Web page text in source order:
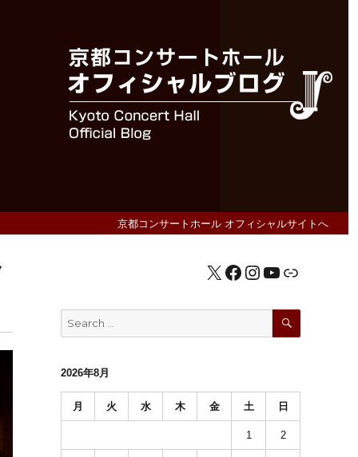
京都コンサートホール オフィシャルサイトへ
X Facebook
Instagram
YouTube
公式HP
Search
for:
SEARCH
2026年8月
月 火 水 木 金 土 日
1 2